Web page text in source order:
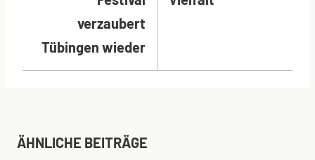
verzaubert
Tübingen wieder
ÄHNLICHE BEITRÄGE